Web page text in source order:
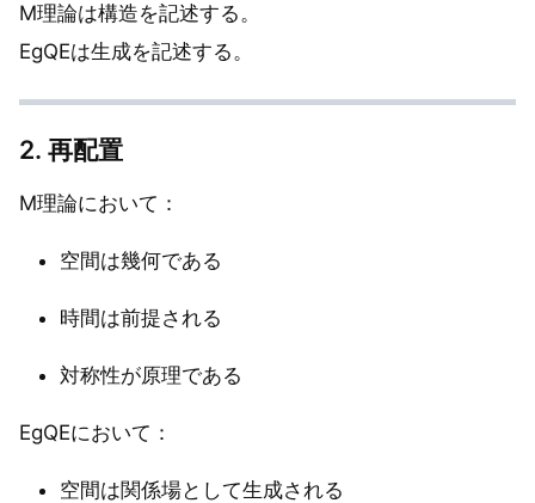
M理論は構造を記述する。
EgQEは生成を記述する。
2. 再配置
M理論において：
空間は幾何である
時間は前提される
対称性が原理である
EgQEにおいて：
空間は関係場として生成される